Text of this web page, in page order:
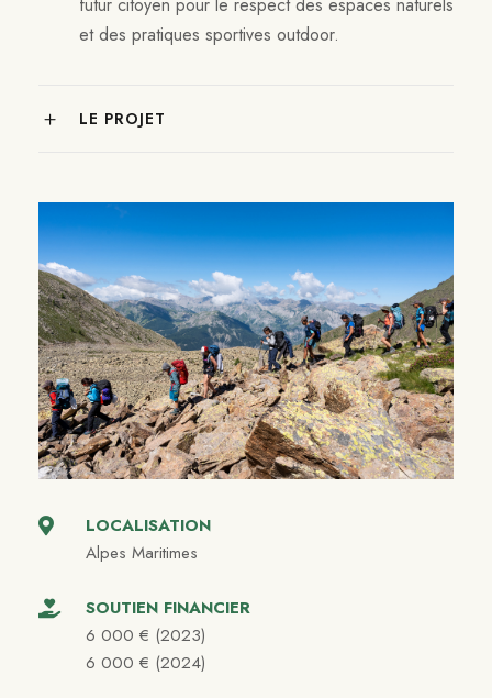
et des pratiques sportives outdoor.
LE PROJET
LOCALISATION
Alpes Maritimes
SOUTIEN FINANCIER
6 000 € (2023)
6 000 € (2024)